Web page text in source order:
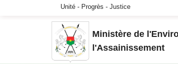
Aller au contenu principalUnité - Progrès - Justice
Ministère de
l'Assainissement